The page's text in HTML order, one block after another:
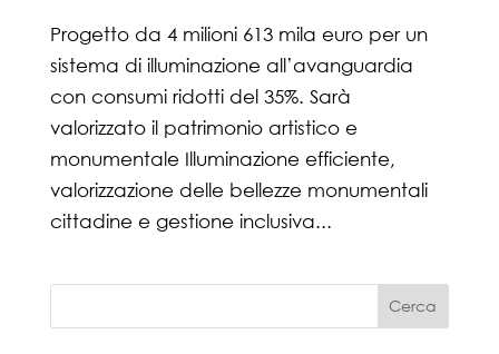
Progetto da 4 milioni 613 mila euro per un
sistema di illuminazione all’avanguardia
con consumi ridotti del 35%. Sarà
valorizzato il patrimonio artistico e
monumentale Illuminazione efficiente,
valorizzazione delle bellezze monumentali
cittadine e gestione inclusiva...
Cerca